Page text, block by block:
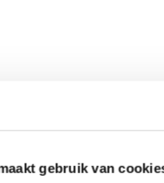
gebruik van